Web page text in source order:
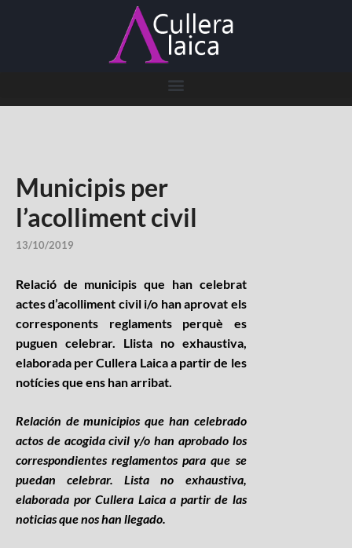
Municipis per
l’acolliment civil
13/10/2019
Relació de municipis que han celebrat
actes d’acolliment civil i/o han aprovat els
corresponents reglaments perquè es
puguen celebrar. Llista no exhaustiva,
elaborada per Cullera Laica a partir de les
notícies que ens han arribat.
Relación de municipios que han celebrado
actos de acogida civil y/o han aprobado los
correspondientes reglamentos para que se
puedan celebrar. Lista no exhaustiva,
elaborada por Cullera Laica a partir de las
noticias que nos han llegado.